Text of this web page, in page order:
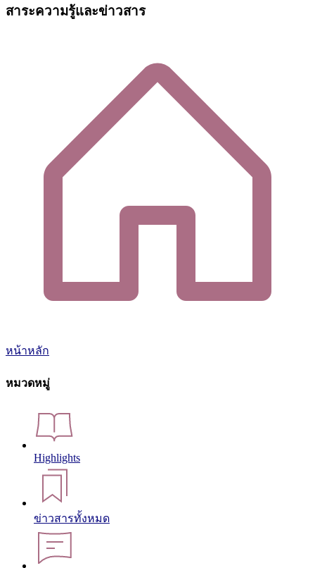
สาระความรู้และข่าวสาร
หน้าหลัก
หมวดหมู่
Highlights
ข่าวสารทั้งหมด